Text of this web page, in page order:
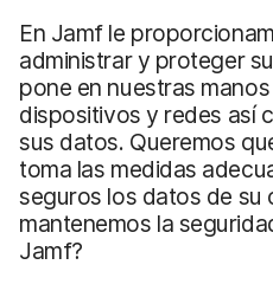
En Jamf le
administrar y proteger
pone en nuestras
dispositivos y redes así
sus datos. Queremos
toma las medidas
seguros los datos de su
mantenemos la
Jamf?